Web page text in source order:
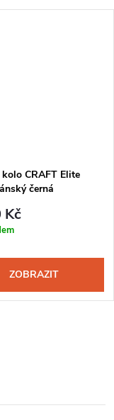
CRAFT Elite
černá
Kč
ZOBRAZIT